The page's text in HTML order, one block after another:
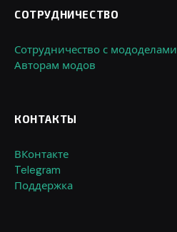
СОТРУДНИЧЕСТВО
Сотрудничество с мододелами
Авторам модов
КОНТАКТЫ
ВКонтакте
Telegram
Поддержка